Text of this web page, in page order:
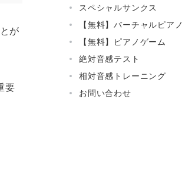
が
要
スペシャルサンクス
【無料】バーチャルピアノ
【無料】ピアノゲーム
絶対音感テスト
相対音感トレーニング
お問い合わせ